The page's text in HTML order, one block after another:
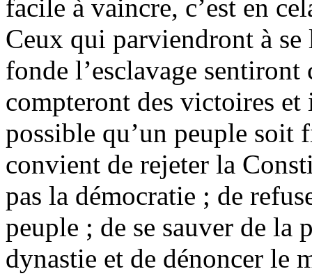
facile à vaincre, c’est en
Ceux qui parviendront à
fonde l’esclavage
compteront des victoires
possible qu’un peuple soit
convient de rejeter la
pas la démocratie ; de
peuple ; de se sauver de la
dynastie et de dénoncer le